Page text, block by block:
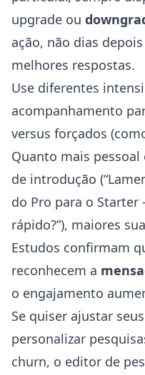
upgrade ou
ação, não dias
melhores respostas.
Use diferentes
acompanhamento
versus forçados
Quanto mais
de introdução
do Pro para o
rápido?”), maiores
Estudos confirmam
reconhecem a
o engajamento
Se quiser ajustar
personalizar
churn, o editor de